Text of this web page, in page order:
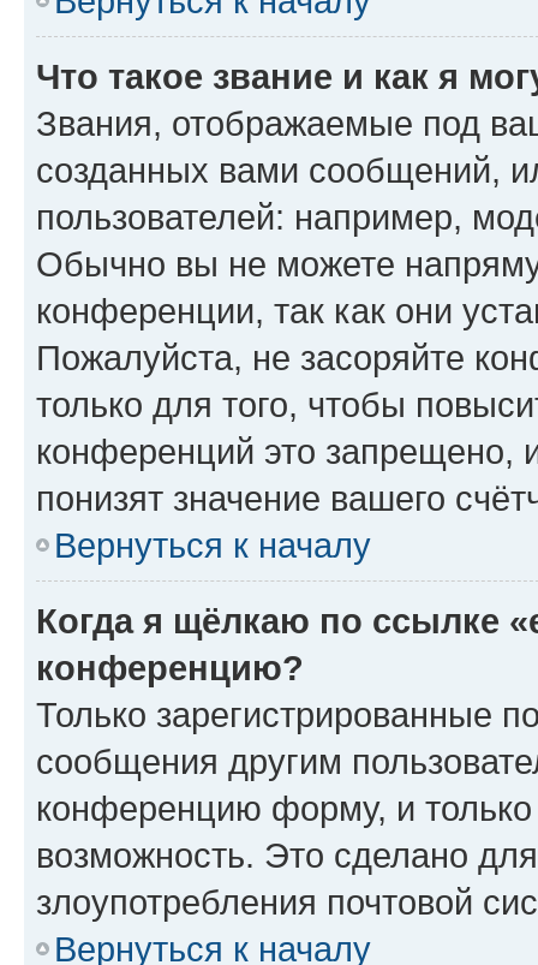
Что такое звание и как я
Звания, отображаемые под
созданных вами сообщений,
пользователей: например,
Обычно вы не можете
конференции, так как они
Пожалуйста, не засоряйте
только для того, чтобы
конференций это запрещено,
понизят значение вашего
Вернуться к началу
Когда я щёлкаю по ссылке
конференцию?
Только зарегистрированные
сообщения другим
конференцию форму, и
возможность. Это сделано
злоупотребления почтовой
Вернуться к началу